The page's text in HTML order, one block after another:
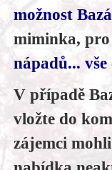
možnost
miminka,
nápadů...
V případě
vložte do
zájemci